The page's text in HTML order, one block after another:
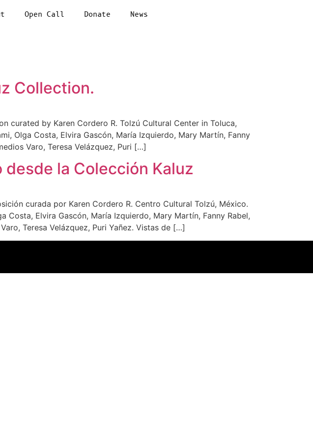
Open Call Donate News
Collection.
curated by Karen Cordero R. Tolzú Cultural Center in Toluca,
Olga Costa, Elvira Gascón, María Izquierdo, Mary Martín, Fanny
Varo, Teresa Velázquez, Puri […]
la Colección Kaluz
curada por Karen Cordero R. Centro Cultural Tolzú, México.
Costa, Elvira Gascón, María Izquierdo, Mary Martín, Fanny Rabel,
Teresa Velázquez, Puri Yañez. Vistas de […]